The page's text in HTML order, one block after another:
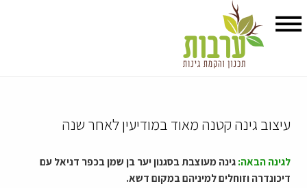
עיצוב גינה קטנה מאוד במודיעין לאחר שנה
לגינה הבאה: גינה מעוצבת בסגנון יער בן שמן בכפר דניאל עם
דיכונדרה וזוחלים למיניהם במקום דשא.